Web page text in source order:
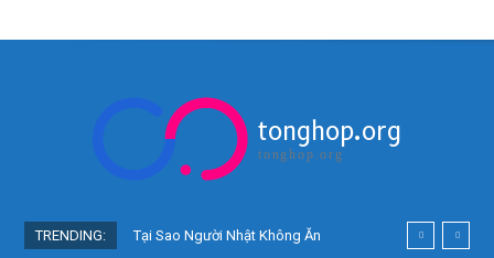
tonghop.org
tonghop.org
TRENDING:
Tại Sao Người Nhật Không Ăn